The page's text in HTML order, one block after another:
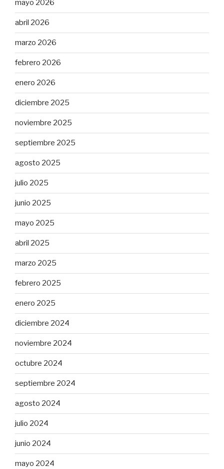
mayo 2026
abril 2026
marzo 2026
febrero 2026
enero 2026
diciembre 2025
noviembre 2025
septiembre 2025
agosto 2025
julio 2025
junio 2025
mayo 2025
abril 2025
marzo 2025
febrero 2025
enero 2025
diciembre 2024
noviembre 2024
octubre 2024
septiembre 2024
agosto 2024
julio 2024
junio 2024
mayo 2024